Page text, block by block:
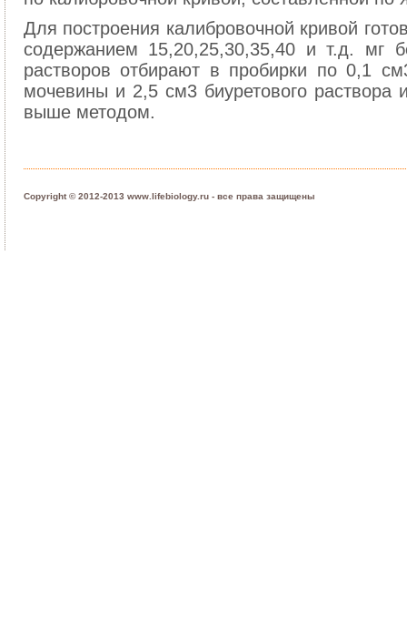
Для построения калибровочной кривой
содержанием 15,20,25,30,35,40 и т.д. мг
растворов отбирают в пробирки по 0,1
мочевины и 2,5 см3 биуретового раствора
выше методом.
Copyright © 2012-2013 www.lifebiology.ru - все права защищены